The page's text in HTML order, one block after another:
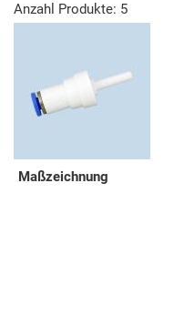
Anzahl Produkte: 5